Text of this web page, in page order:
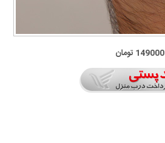
149000 تومان